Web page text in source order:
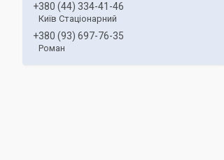
+380 (44) 334-41-46
Київ Стаціонарний
+380 (93) 697-76-35
Роман